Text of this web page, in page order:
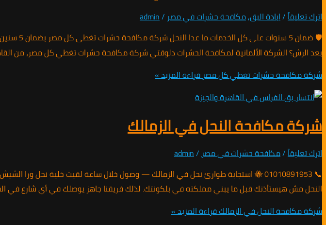
اترك تعليقاً/ابادة البق,مكافحة حشرات في مصر/
admin
بعد الرش؟ الشركة الألمانية لمكافحة الحشرات دلوقتي شركة مكافحة حشرات تغطي كل مصر، من القاهرة لأسوان
شركة مكافحة حشرات تغطي كل مصرقراءة المزيد »
شركة مكافحة النحل في الزمالك
اترك تعليقاً/مكافحة حشرات في مصر/
admin
النحل مش هيستأذنك قبل ما يبني مملكته في بلكونتك. لذلك فريقنا جاهز يوصلك في أي شارع في
شركة مكافحة النحل في الزمالكقراءة المزيد »